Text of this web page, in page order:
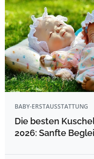
BABY-ERSTAUSSTATTUNG
Die besten
2026: Sanfte